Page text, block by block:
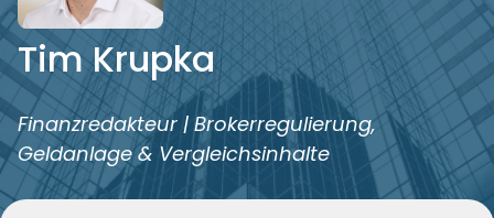
Tim Krupka
Finanzredakteur | Brokerregulierung,
Geldanlage & Vergleichsinhalte